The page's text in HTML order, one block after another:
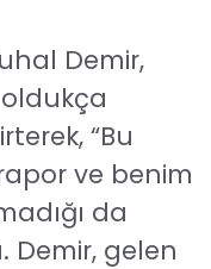
Demir,
“Bu
ve benim
da
Demir, gelen